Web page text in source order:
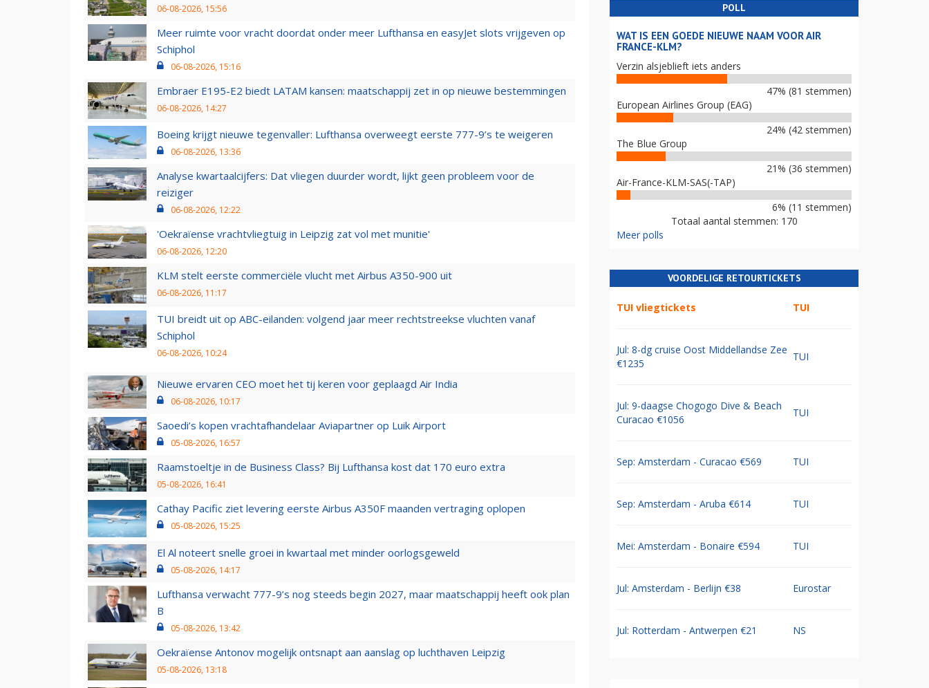
06-08-2026, 15:56
Meer ruimte voor vracht doordat onder meer Lufthansa en easyJet slots vrijgeven op
Schiphol
06-08-2026, 15:16
Embraer E195-E2 biedt LATAM kansen: maatschappij zet in op nieuwe bestemmingen
06-08-2026, 14:27
Boeing krijgt nieuwe tegenvaller: Lufthansa overweegt eerste 777-9’s te weigeren
06-08-2026, 13:36
Analyse kwartaalcijfers: Dat vliegen duurder wordt, lijkt geen probleem voor de
reiziger
06-08-2026, 12:22
'Oekraïense vrachtvliegtuig in Leipzig zat vol met munitie'
06-08-2026, 12:20
KLM stelt eerste commerciële vlucht met Airbus A350-900 uit
06-08-2026, 11:17
TUI breidt uit op ABC-eilanden: volgend jaar meer rechtstreekse vluchten vanaf
Schiphol
06-08-2026, 10:24
Nieuwe ervaren CEO moet het tij keren voor geplaagd Air India
06-08-2026, 10:17
Saoedi’s kopen vrachtafhandelaar Aviapartner op Luik Airport
05-08-2026, 16:57
Raamstoeltje in de Business Class? Bij Lufthansa kost dat 170 euro extra
05-08-2026, 16:41
Cathay Pacific ziet levering eerste Airbus A350F maanden vertraging oplopen
05-08-2026, 15:25
El Al noteert snelle groei in kwartaal met minder oorlogsgeweld
05-08-2026, 14:17
Lufthansa verwacht 777-9’s nog steeds begin 2027, maar maatschappij heeft ook plan
B
05-08-2026, 13:42
Oekraïense Antonov mogelijk ontsnapt aan aanslag op luchthaven Leipzig
05-08-2026, 13:18
POLL
WAT IS EEN GOEDE NIEUWE NAAM VOOR AIR
FRANCE-KLM?
Verzin alsjeblieft iets anders
47% (81 stemmen)
European Airlines Group (EAG)
24% (42 stemmen)
The Blue Group
21% (36 stemmen)
Air-France-KLM-SAS(-TAP)
6% (11 stemmen)
Totaal aantal stemmen: 170
Meer polls
VOORDELIGE RETOURTICKETS
TUI vliegtickets TUI
Jul: 8-dg cruise Oost Middellandse Zee
€1235
TUI
Jul: 9-daagse Chogogo Dive & Beach
Curacao €1056
TUI
Sep: Amsterdam - Curacao €569 TUI
Sep: Amsterdam - Aruba €614 TUI
Mei: Amsterdam - Bonaire €594 TUI
Jul: Amsterdam - Berlijn €38 Eurostar
Jul: Rotterdam - Antwerpen €21 NS